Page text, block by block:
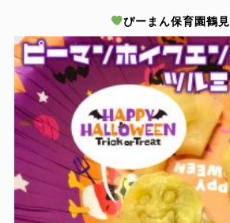
ぴーまん保育園鶴見